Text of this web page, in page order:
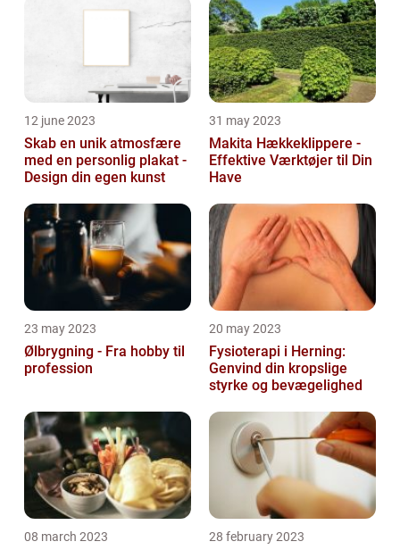
12 june 2023
Skab en unik atmosfære
med en personlig plakat -
Design din egen kunst
31 may 2023
Makita Hækkeklippere -
Effektive Værktøjer til Din
Have
23 may 2023
Ølbrygning - Fra hobby til
profession
20 may 2023
Fysioterapi i Herning:
Genvind din kropslige
styrke og bevægelighed
08 march 2023 28 february 2023